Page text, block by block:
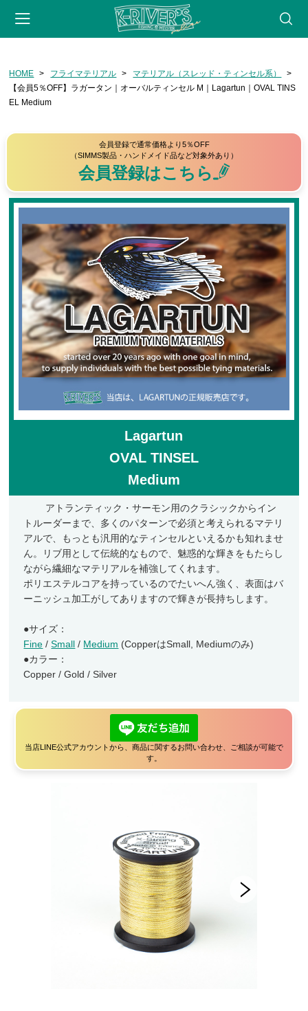
会員登録 マイページ カート webサイト
CATEGORY
フライフィッシング
リール
リーダー・ティペット
フライ用アクセサリー
タイイングツール
フライ（完成品）
フライケース
フライマテリアル
マテリアル
マテリアル（コンプリート）
マテリアル（スレッド・ティンセル系）
ルアー
ハンドメイドルアー
管釣りルアー
ルアーケース
ランディングネット
ランディングネット
マグネットリリーサー
ネットホルダー
メンテナンス
交換用ネット
ウェーディングシューズ
ウェア・アクセサリー
HOME フライマテリアル
マテリアル（スレッド・ティンセル系）
【会員5％OFF】ラガータン｜オーバルティンセル M｜Lagartun｜OVAL TINS
EL Medium
会員登録で通常価格より5％OFF
（SIMMS製品・ハンドメイド品など対象外あり）
会員登録はこちら
Lagartun
OVAL TINSEL
Medium
アトランティック・サーモン用のクラシックからイン
トルーダーまで、多くのパターンで必須と考えられるマテリ
アルで、もっとも汎用的なティンセルといえるかも知れませ
ん。リブ用として伝統的なもので、魅惑的な輝きをもたらし
ながら繊細なマテリアルを補強してくれます。
ポリエステルコアを持っているのでたいへん強く、表面はバ
ーニッシュ加工がしてありますので輝きが長持ちします。
●サイズ：
Fine /Small / Medium (CopperはSmall, Mediumのみ)
●カラー：
Copper / Gold / Silver
当店LINE公式アカウントから、商品に関するお問い合わせ、ご相談が可能で
す。